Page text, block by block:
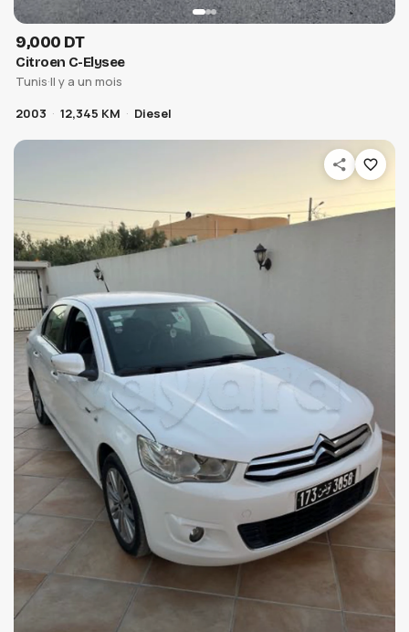
9,000 DT
Citroen C-Elysee
Tunis·Il y a un mois
2003
12,345 KM Diesel